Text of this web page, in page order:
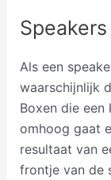
Als een
waarschijnlijk
Boxen die
omhoog gaat
resultaat van
frontje van de